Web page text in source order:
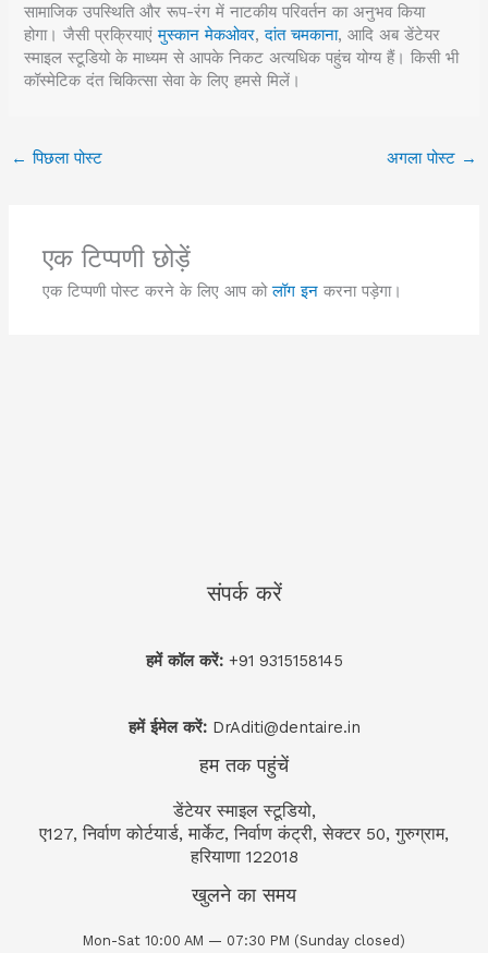
सामाजिक उपस्थिति और रूप-रंग में नाटकीय परिवर्तन का अनुभव किया
होगा। जैसी प्रक्रियाएंमुस्कान मेकओवर,दांत चमकाना, आदि अब डेंटेयर
स्माइल स्टूडियो के माध्यम से आपके निकट अत्यधिक पहुंच योग्य हैं। किसी भी
कॉस्मेटिक दंत चिकित्सा सेवा के लिए हमसे मिलें।
← पिछला पोस्ट अगला पोस्ट →
एक टिप्पणी छोड़ें
एक टिप्पणी पोस्ट करने के लिए आप कोलॉग इन करना पड़ेगा।
संपर्क करें
हमें कॉल करें: +91 9315158145
हमें ईमेल करें: DrAditi@dentaire.in
हम तक पहुंचें
डेंटेयर स्माइल स्टूडियो,
ए127, निर्वाण कोर्टयार्ड, मार्केट, निर्वाण कंट्री, सेक्टर 50, गुरुग्राम,
हरियाणा 122018
खुलने का समय
Mon-Sat 10:00 AM — 07:30 PM (Sunday closed)